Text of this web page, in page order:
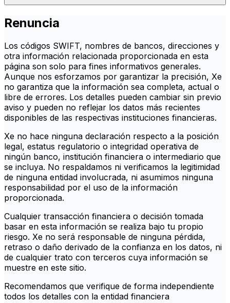
Renuncia
Los códigos SWIFT, nombres de bancos, direcciones y
otra información relacionada proporcionada en esta
página son solo para fines informativos generales.
Aunque nos esforzamos por garantizar la precisión, Xe
no garantiza que la información sea completa, actual o
libre de errores. Los detalles pueden cambiar sin previo
aviso y pueden no reflejar los datos más recientes
disponibles de las respectivas instituciones financieras.
Xe no hace ninguna declaración respecto a la posición
legal, estatus regulatorio o integridad operativa de
ningún banco, institución financiera o intermediario que
se incluya. No respaldamos ni verificamos la legitimidad
de ninguna entidad involucrada, ni asumimos ninguna
responsabilidad por el uso de la información
proporcionada.
Cualquier transacción financiera o decisión tomada
basar en esta información se realiza bajo tu propio
riesgo. Xe no será responsable de ninguna pérdida,
retraso o daño derivado de la confianza en los datos, ni
de cualquier trato con terceros cuya información se
muestre en este sitio.
Recomendamos que verifique de forma independiente
todos los detalles con la entidad financiera